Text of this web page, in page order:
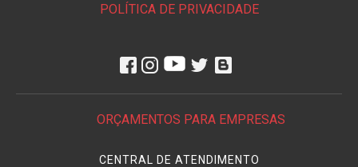
POLÍTICA DE PRIVACIDADE
ORÇAMENTOS PARA EMPRESAS
CENTRAL DE ATENDIMENTO